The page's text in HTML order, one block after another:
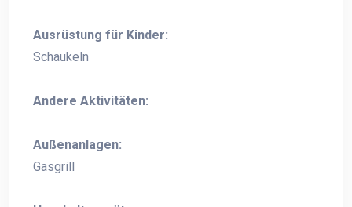
Ausrüstung für Kinder:
Schaukeln
Andere Aktivitäten:
Außenanlagen:
Gasgrill